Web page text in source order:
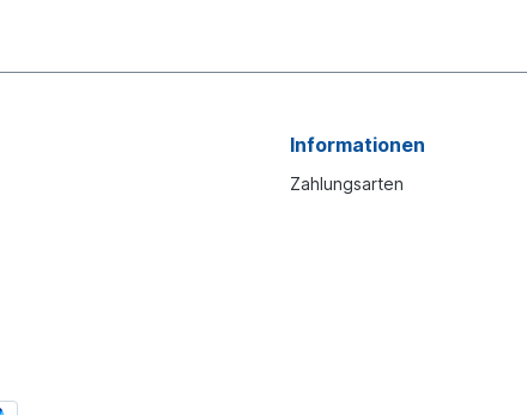
Informationen
Zahlungsarten